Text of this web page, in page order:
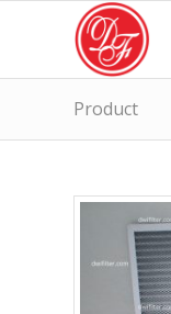
Product